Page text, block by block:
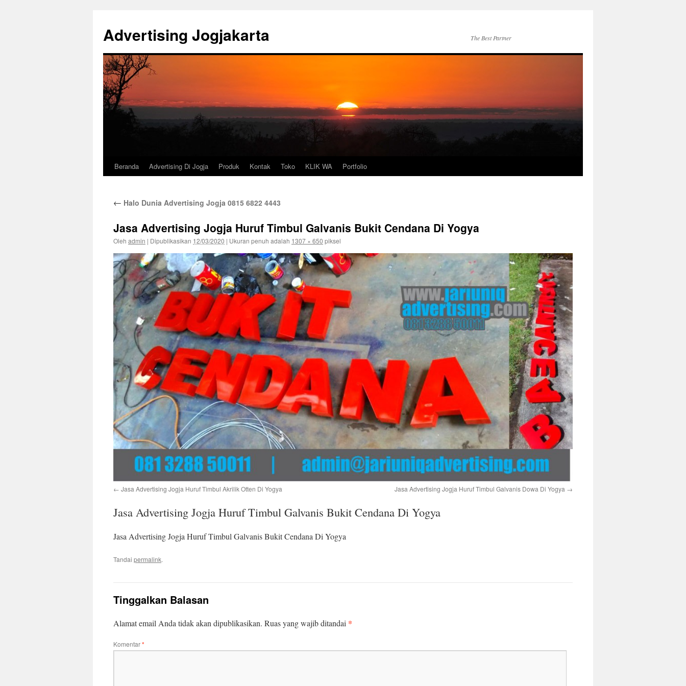
isi
Advertising Jogjakarta The Best Partner
Beranda Advertising Di Jogja Produk Kontak Toko KLIK WA Portfolio
← Halo Dunia Advertising Jogja 0815 6822 4443
Jasa Advertising Jogja Huruf Timbul Galvanis Bukit Cendana Di Yogya
Oleh admin | Dipublikasikan 12/03/2020 | Ukuran penuh adalah 1307 × 650 piksel
Jasa Advertising Jogja Huruf Timbul Akrilik Otten Di Yogya Jasa Advertising Jogja Huruf Timbul Galvanis Dowa Di Yogya
Jasa Advertising Jogja Huruf Timbul Galvanis Bukit Cendana Di Yogya
Jasa Advertising Jogja Huruf Timbul Galvanis Bukit Cendana Di Yogya
Tandai permalink.
Tinggalkan Balasan
Alamat email Anda tidak akan dipublikasikan. Ruas yang wajib ditandai *
Komentar*